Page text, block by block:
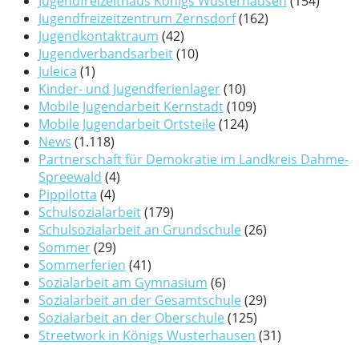
Jugendfreizeitzentrum Zernsdorf(162)
Jugendkontaktraum (42)
Jugendverbandsarbeit(10)
Juleica (1)
Kinder- und Jugendferienlager(10)
Mobile Jugendarbeit Kernstadt(109)
Mobile Jugendarbeit Ortsteile (124)
News (1.118)
Partnerschaft für Demokratie im Landkreis Dahme-
Spreewald (4)
Pippilotta (4)
Schulsozialarbeit(179)
Schulsozialarbeit an Grundschule (26)
Sommer(29)
Sommerferien (41)
Sozialarbeit am Gymnasium (6)
Sozialarbeit an der Gesamtschule (29)
Sozialarbeit an der Oberschule (125)
Streetwork in Königs Wusterhausen (31)